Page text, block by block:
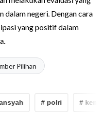
dalam negeri. Dengan cara
yang positif dalam
Pilihan
# polri #